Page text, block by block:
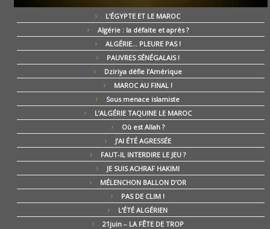
L’ÉGYPTE ET LE MAROC
Algérie : la défaite et après ?
ALGÉRIE… PLEURE PAS !
PAUVRES SÉNÉGALAIS !
Dziriya défie l’Amérique
MAROC AU FINAL !
Sous menace islamiste
L’ALGÉRIE TAQUINE LE MAROC
Où est Allah ?
J’AI ÉTÉ AGRESSÉE
FAUT-IL INTERDIRE LE JEU ?
JE SUIS ACHRAF HAKIMI
MÉLENCHON BALLON D’OR
PAS DE CLIM !
L’ÉTÉ ALGÉRIEN
21juin – LA FÊTE DE TROP